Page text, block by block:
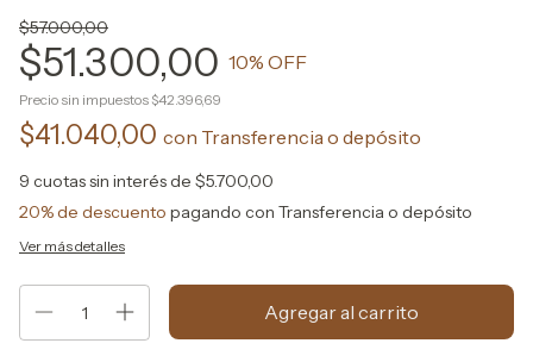
$57.000,00
$51.300,00 10% OFF
Precio sin impuestos $42.396,69
$41.040,00 con Transferencia o depósito
9 cuotas sin interés de $5.700,00
20% de descuento pagando con Transferencia o depósito
Ver más detalles